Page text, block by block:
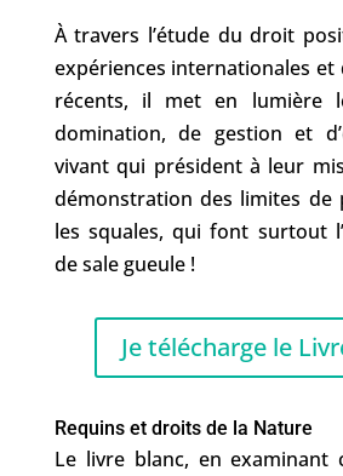
À travers l’étude du droit
expériences internationales et
récents, il met en lumière
domination, de gestion et
vivant qui président à leur
démonstration des limites
les squales, qui font surtout
de sale gueule !
Je télécharge le
Requins et droits de la Nature
Le livre blanc, en examinant